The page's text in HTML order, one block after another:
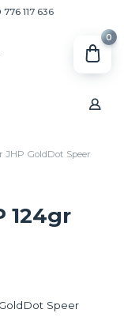
117 636
0
GoldDot Speer
124gr